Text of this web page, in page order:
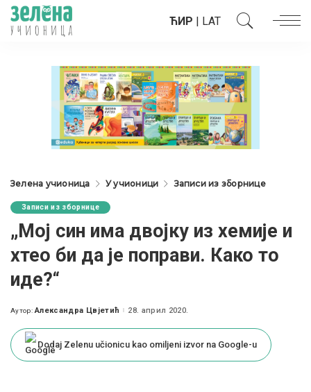
ЋИР | LAT
Зелена учионица У учионици Записи из зборнице
Записи из зборнице
„Мој син има двојку из хемије и
хтео би да је поправи. Како то
иде?“
Posted
Аутор: Александра Цвјетић 28. април 2020.
Dodaj Zelenu učionicu kao omiljeni izvor na Google-u